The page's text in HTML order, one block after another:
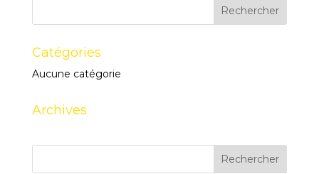
Catégories
Aucune catégorie
Archives